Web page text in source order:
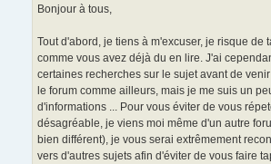
Bonjour à tous,
Tout d'abord, je tiens à m'excuser, je risque de
comme vous avez déjà du en lire. J'ai
certaines recherches sur le sujet avant de
le forum comme ailleurs, mais je me suis un
d'informations ... Pour vous éviter de vous
désagréable, je viens moi même d'un autre
bien différent), je vous serai extrêmement
vers d'autres sujets afin d'éviter de vous faire